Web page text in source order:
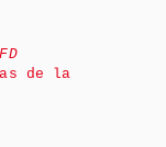
de la